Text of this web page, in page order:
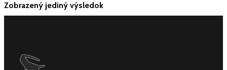
Zobrazený jediný výsledok